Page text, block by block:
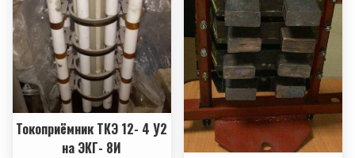
Токоприёмник ТКЭ 12- 4 У2
на ЭКГ- 8И